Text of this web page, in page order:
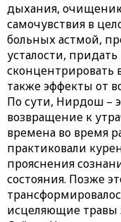
дыхания,
самочувствия в
больных астмой,
усталости,
сконцентрировать
также эффекты от
По сути, Нирдош –
возвращение к
времена во время
практиковали
прояснения
состояния. Позже
исцеляющие травы